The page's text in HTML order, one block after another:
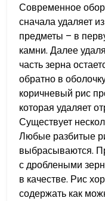
Современное
сначала удаляет
предметы – в
камни. Далее
часть зерна
обратно в
коричневый рис
которая удаляет
Существует
Любые разбитые
выбрасываются.
с дроблеными
в качестве. Рис
содержать как